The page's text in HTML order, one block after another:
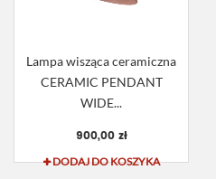
Lampa wisząca ceramiczna
CERAMIC PENDANT
WIDE...
900,00 zł
DODAJ DO KOSZYKA